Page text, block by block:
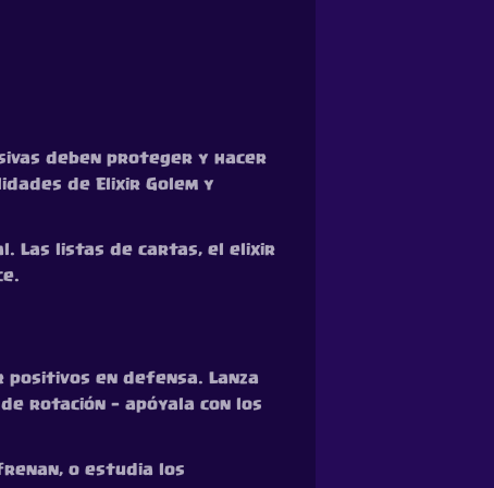
deben proteger y hacer
de Elixir Golem y
Las listas de cartas, el elixir
positivos en defensa. Lanza
rotación — apóyala con los
o estudia los